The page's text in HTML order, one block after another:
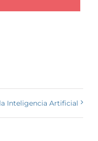
Inteligencia Artificial